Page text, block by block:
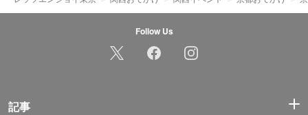
Follow Us
記事